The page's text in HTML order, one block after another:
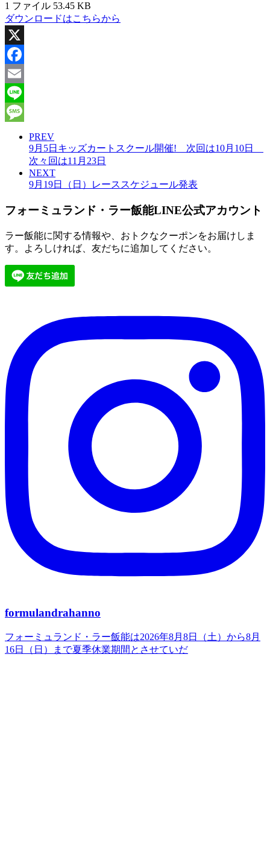
1 ファイル 53.45 KB
ダウンロードはこちらから
X
Facebook
Email
Line
Message
PREV
9月5日キッズカートスクール開催! 次回は10月10日
次々回は11月23日
NEXT
9月19日（日）レーススケジュール発表
フォーミュランド・ラー飯能LINE公式アカウント
ラー飯能に関する情報や、おトクなクーポンをお届けしま
す。よろしければ、友だちに追加してください。
formulandrahanno
フォーミュランド・ラー飯能は2026年8月8日（土）から8月
16日（日）まで夏季休業期間とさせていだ